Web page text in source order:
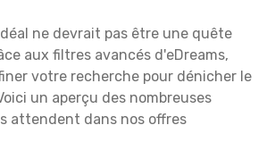
ne devrait pas être une quête
aux filtres avancés d'eDreams,
votre recherche pour dénicher le
un aperçu des nombreuses
attendent dans nos offres